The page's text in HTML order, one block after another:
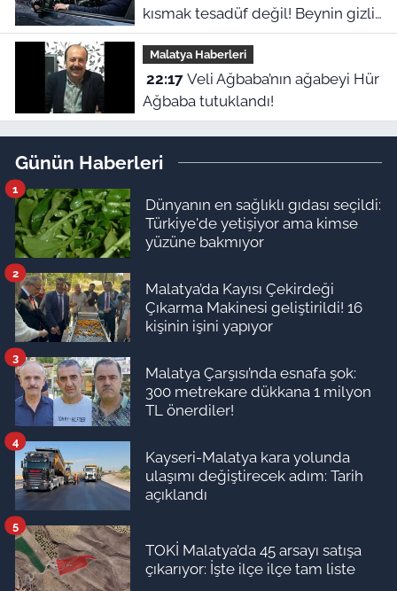
kısmak tesadüf değil! Beynin gizli
refleksiymiş
Malatya Haberleri
22:17Veli Ağbaba’nın ağabeyi Hür
Ağbaba tutuklandı!
Günün Haberleri
Dünyanın en sağlıklı gıdası seçildi:
Türkiye'de yetişiyor ama kimse
yüzüne bakmıyor
1
Malatya’da Kayısı Çekirdeği
Çıkarma Makinesi geliştirildi! 16
kişinin işini yapıyor
2
Malatya Çarşısı’nda esnafa şok:
300 metrekare dükkana 1 milyon
TL önerdiler!
3
Kayseri-Malatya kara yolunda
ulaşımı değiştirecek adım: Tarih
açıklandı
4
TOKİ Malatya’da 45 arsayı satışa
çıkarıyor: İşte ilçe ilçe tam liste
5